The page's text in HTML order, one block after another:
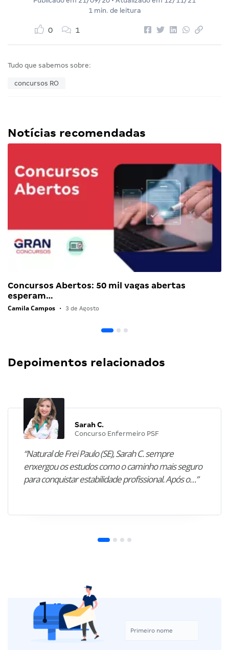
1 min. de leitura
0 1
Tudo que sabemos sobre:
concursos RO
Notícias recomendadas
Concursos Abertos: 50 mil vagas abertas
esperam…
Camila Campos • 3 de Agosto
Depoimentos relacionados
Sarah C.
Concurso Enfermeiro PSF
“Natural de Frei Paulo (SE), Sarah C. sempre
enxergou os estudos como o caminho mais seguro
para conquistar estabilidade profissional. Após o…”